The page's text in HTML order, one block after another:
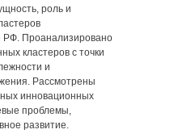
роль и
РФ. Проанализировано
кластеров с точки
и
Рассмотрены
инновационных
проблемы,
развитие.